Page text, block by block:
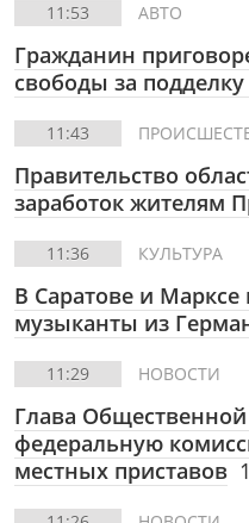
11:53 АВТО
Гражданин
свободы за
11:43
Правительство
заработок жителям
11:36 КУЛЬТУРА
В Саратове и
музыканты из
11:29 НОВОСТИ
Глава
федеральную
местных приставов 1